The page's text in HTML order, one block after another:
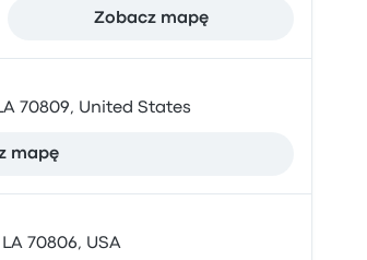
Zobacz mapę
70809, United States
mapę
70806, USA